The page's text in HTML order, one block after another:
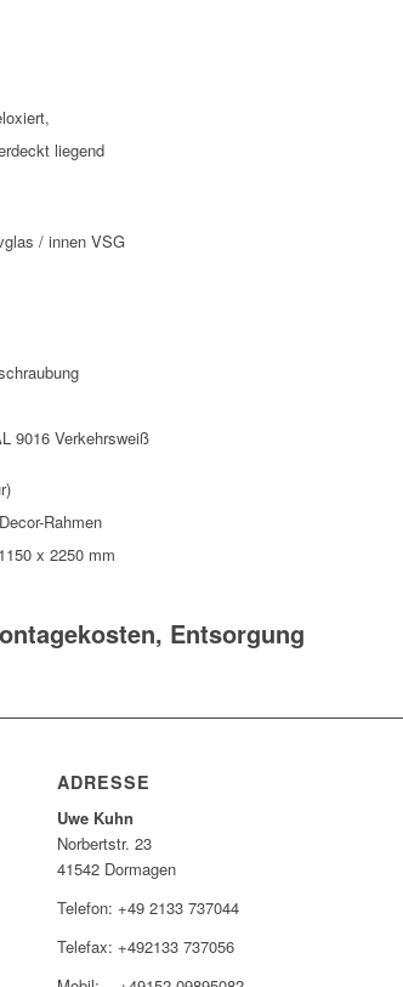
liegend
/ innen VSG
9016 Verkehrsweiß
Rahmen
x 2250 mm
Entsorgung
ADRESSE
Uwe Kuhn
Norbertstr. 23
41542 Dormagen
Telefon: +49 2133 737044
Telefax: +492133 737056